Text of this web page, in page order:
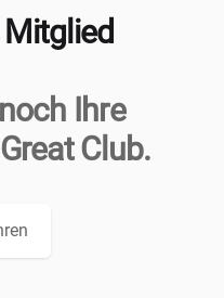
Ihre
Club.